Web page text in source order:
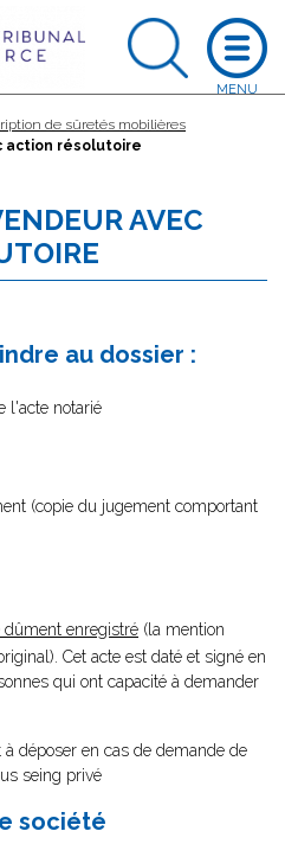
de sûretés mobilières
action résolutoire
AVEC
au dossier :
l'acte notarié
(copie du jugement comportant
dûment enregistré (la mention
Cet acte est daté et signé en
qui ont capacité à demander
à déposer en cas de demande de
seing privé
société